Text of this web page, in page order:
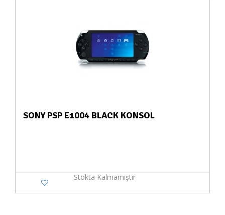
SONY PSP E1004 BLACK KONSOL
Stokta Kalmamıştır